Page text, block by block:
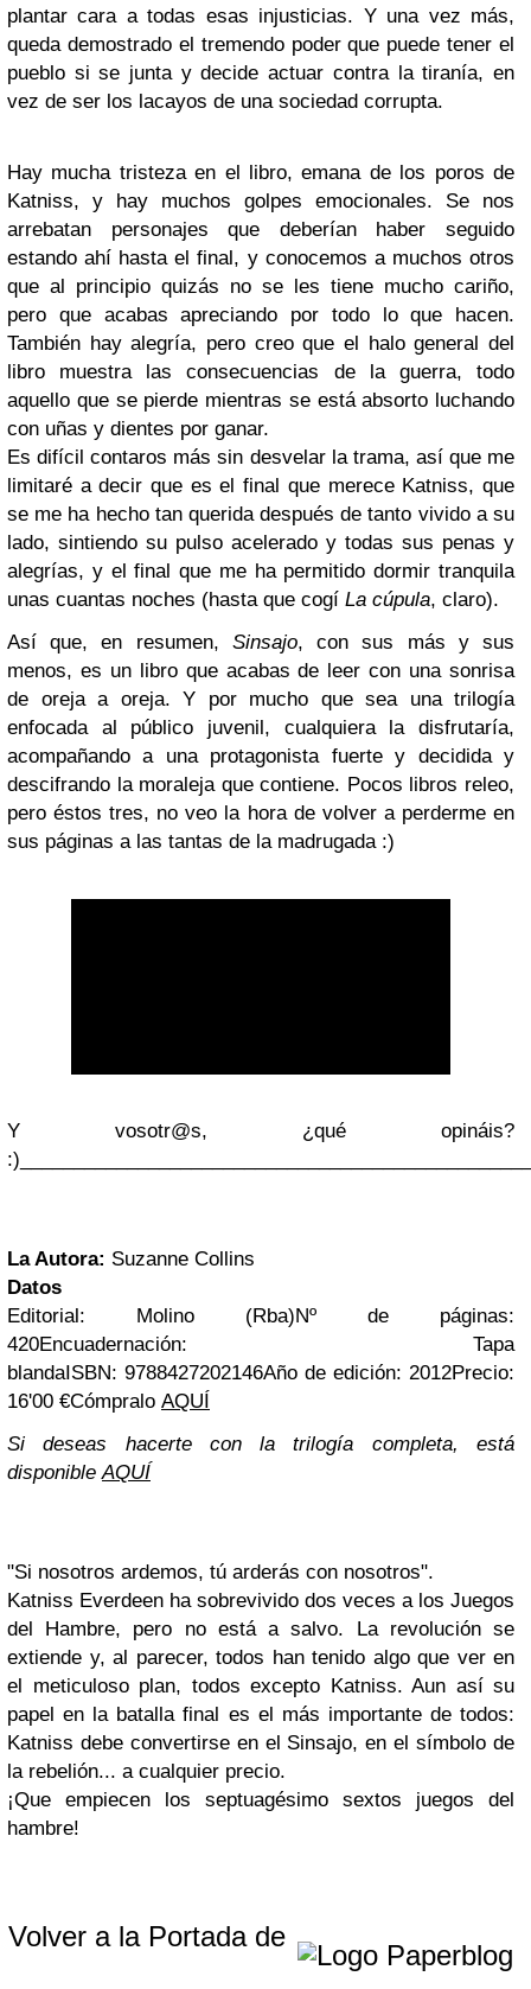
plantar cara a todas esas injusticias. Y una vez más,
queda demostrado el tremendo poder que puede tener el
pueblo si se junta y decide actuar contra la tiranía, en
vez de ser los lacayos de una sociedad corrupta.
Hay mucha tristeza en el libro, emana de los poros de
Katniss, y hay muchos golpes emocionales. Se nos
arrebatan personajes que deberían haber seguido
estando ahí hasta el final, y conocemos a muchos otros
que al principio quizás no se les tiene mucho cariño,
pero que acabas apreciando por todo lo que hacen.
También hay alegría, pero creo que el halo general del
libro muestra las consecuencias de la guerra, todo
aquello que se pierde mientras se está absorto luchando
con uñas y dientes por ganar.
Es difícil contaros más sin desvelar la trama, así que me
limitaré a decir que es el final que merece Katniss, que
se me ha hecho tan querida después de tanto vivido a su
lado, sintiendo su pulso acelerado y todas sus penas y
alegrías, y el final que me ha permitido dormir tranquila
unas cuantas noches (hasta que cogí La cúpula, claro).
Así que, en resumen, Sinsajo, con sus más y sus
menos, es un libro que acabas de leer con una sonrisa
de oreja a oreja. Y por mucho que sea una trilogía
enfocada al público juvenil, cualquiera la disfrutaría,
acompañando a una protagonista fuerte y decidida y
descifrando la moraleja que contiene. Pocos libros releo,
pero éstos tres, no veo la hora de volver a perderme en
sus páginas a las tantas de la madrugada :)
Y vosotr@s, ¿qué opináis?
:)
La Autora: Suzanne Collins
Datos
Editorial: Molino (Rba)Nº de páginas:
420Encuadernación: Tapa
blandaISBN: 9788427202146Año de edición: 2012Precio:
16'00 €Cómpralo AQUÍ
Si deseas hacerte con la trilogía completa, está
disponibleAQUÍ
"Si nosotros ardemos, tú arderás con nosotros".
Katniss Everdeen ha sobrevivido dos veces a los Juegos
del Hambre, pero no está a salvo. La revolución se
extiende y, al parecer, todos han tenido algo que ver en
el meticuloso plan, todos excepto Katniss. Aun así su
papel en la batalla final es el más importante de todos:
Katniss debe convertirse en el Sinsajo, en el símbolo de
la rebelión... a cualquier precio.
¡Que empiecen los septuagésimo sextos juegos del
hambre!
Volver a la Portada de